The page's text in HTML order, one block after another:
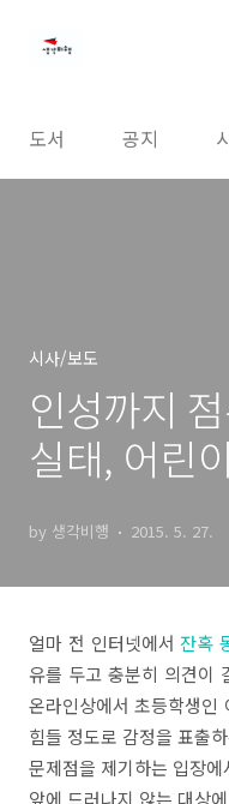
도서 공지
시사/보도
인성까지
실태, 어린
by 생각비행 2015. 5. 27.
얼마 전 인터넷에서 잔혹
유를 두고 충분히 의견이
온라인상에서 초등학생인
힘들 정도로 감정을 표출
문제점을 제기하는 입장
앞에 드러나지 않는 대상